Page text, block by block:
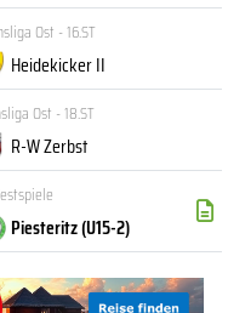
Ost - 16.ST
Heidekicker II
Ost - 18.ST
R-W Zerbst
Piesteritz (U15-2)